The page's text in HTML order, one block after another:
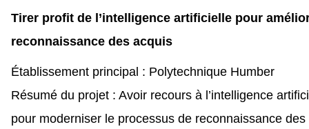
Tirer profit de l’intelligence artificielle pour
reconnaissance des acquis
Établissement principal : Polytechnique Humber
Résumé du projet : Avoir recours à l’intelligence
pour moderniser le processus de reconnaissance des